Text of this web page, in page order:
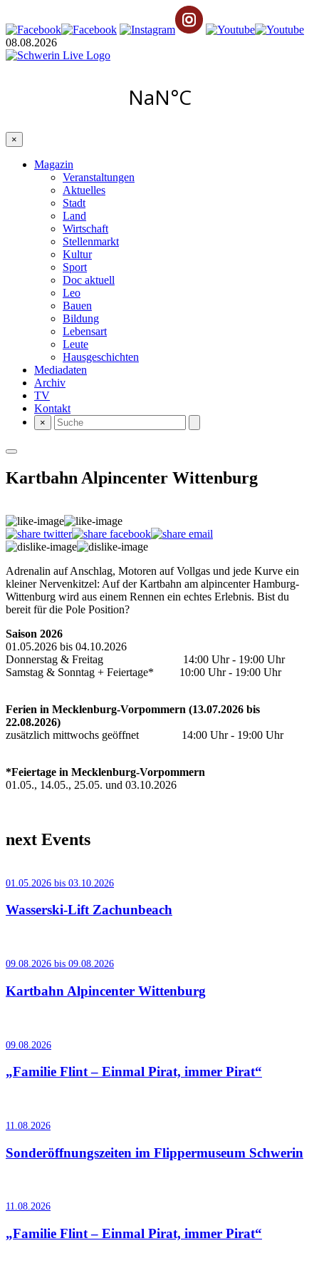
08.08.2026
×
Magazin
Veranstaltungen
Aktuelles
Stadt
Land
Wirtschaft
Stellenmarkt
Kultur
Sport
Doc aktuell
Leo
Bauen
Bildung
Lebensart
Leute
Hausgeschichten
Mediadaten
Archiv
TV
Kontakt
×
Kartbahn Alpincenter Wittenburg
Adrenalin auf Anschlag, Motoren auf Vollgas und jede Kurve ein
kleiner Nervenkitzel: Auf der Kartbahn am alpincenter Hamburg-
Wittenburg wird aus einem Rennen ein echtes Erlebnis. Bist du
bereit für die Pole Position?
Saison 2026
01.05.2026 bis 04.10.2026
Donnerstag & Freitag 14:00 Uhr - 19:00 Uhr
Samstag & Sonntag + Feiertage* 10:00 Uhr - 19:00 Uhr
Ferien in Mecklenburg-Vorpommern (13.07.2026 bis
22.08.2026)
zusätzlich mittwochs geöffnet 14:00 Uhr - 19:00 Uhr
*Feiertage in Mecklenburg-Vorpommern
01.05., 14.05., 25.05. und 03.10.2026
next Events
01.05.2026 bis 03.10.2026
Wasserski-Lift Zachunbeach
09.08.2026 bis 09.08.2026
Kartbahn Alpincenter Wittenburg
09.08.2026
„Familie Flint – Einmal Pirat, immer Pirat“
11.08.2026
Sonderöffnungszeiten im Flippermuseum Schwerin
11.08.2026
„Familie Flint – Einmal Pirat, immer Pirat“